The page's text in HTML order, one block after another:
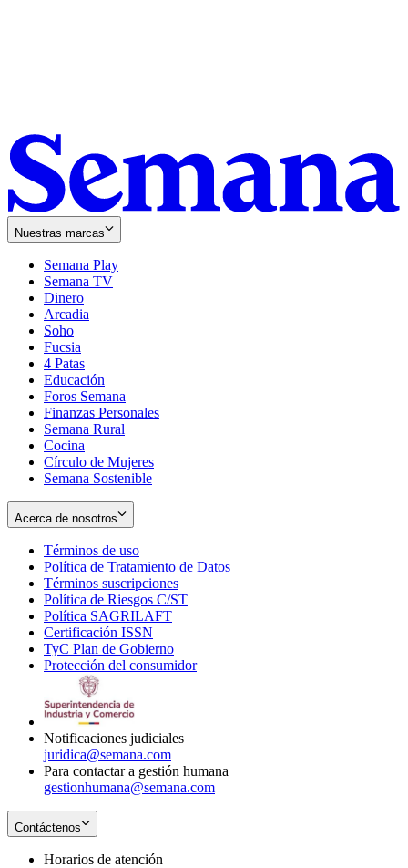
Nuestras marcas
Semana Play
Semana TV
Dinero
Arcadia
Soho
in
new
window
Fucsia
in
new
window
4 Patas
Educación
Foros Semana
Finanzas Personales
Semana Rural
Cocina
Círculo de Mujeres
Semana Sostenible
Acerca de nosotros
Términos de uso
in
new
window
Política de Tratamiento de Datos
Términos suscripciones
in
Política de Riesgos C/ST
Política SAGRILAFT
new
window
Certificación ISSN
in
new
TyC Plan de Gobierno
in
Protección del consumidorOpens
Notificaciones judiciales
juridica@semana.com
Para contactar a gestión humana
gestionhumana@semana.com
Contáctenos
Horarios de atención